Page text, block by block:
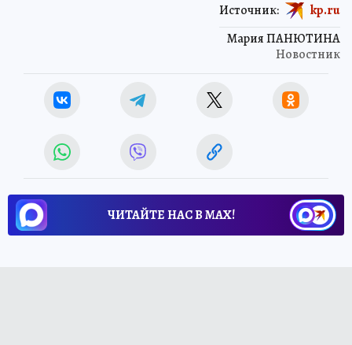
Мария ПАНЮТИНА
Новостник
Источник: kp.ru
ЧИТАЙТЕ НАС В МАХ!